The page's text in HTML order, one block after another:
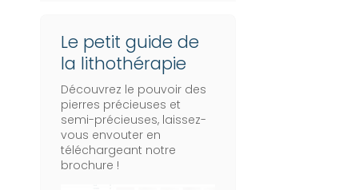
Le petit guide de
la lithothérapie
Découvrez le pouvoir des
pierres précieuses et
semi-précieuses, laissez-
vous envouter en
téléchargeant notre
brochure !